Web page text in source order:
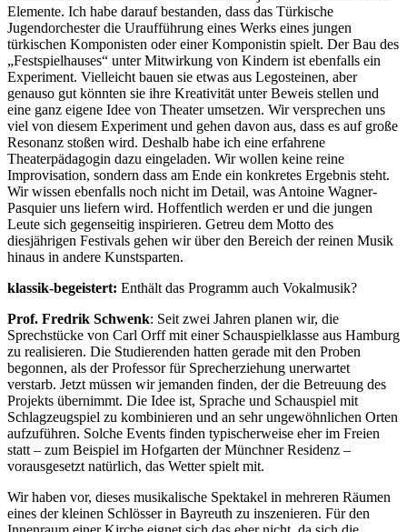
Elemente. Ich habe darauf bestanden, dass das Türkische
Jugendorchester die Uraufführung eines Werks eines jungen
türkischen Komponisten oder einer Komponistin spielt. Der Bau des
„Festspielhauses“ unter Mitwirkung von Kindern ist ebenfalls ein
Experiment. Vielleicht bauen sie etwas aus Legosteinen, aber
genauso gut könnten sie ihre Kreativität unter Beweis stellen und
eine ganz eigene Idee von Theater umsetzen. Wir versprechen uns
viel von diesem Experiment und gehen davon aus, dass es auf große
Resonanz stoßen wird. Deshalb habe ich eine erfahrene
Theaterpädagogin dazu eingeladen. Wir wollen keine reine
Improvisation, sondern dass am Ende ein konkretes Ergebnis steht.
Wir wissen ebenfalls noch nicht im Detail, was Antoine Wagner-
Pasquier uns liefern wird. Hoffentlich werden er und die jungen
Leute sich gegenseitig inspirieren. Getreu dem Motto des
diesjährigen Festivals gehen wir über den Bereich der reinen Musik
hinaus in andere Kunstsparten.
klassik-begeistert: Enthält das Programm auch Vokalmusik?
Prof. Fredrik Schwenk: Seit zwei Jahren planen wir, die
Sprechstücke von Carl Orff mit einer Schauspielklasse aus Hamburg
zu realisieren. Die Studierenden hatten gerade mit den Proben
begonnen, als der Professor für Sprecherziehung unerwartet
verstarb. Jetzt müssen wir jemanden finden, der die Betreuung des
Projekts übernimmt. Die Idee ist, Sprache und Schauspiel mit
Schlagzeugspiel zu kombinieren und an sehr ungewöhnlichen Orten
aufzuführen. Solche Events finden typischerweise eher im Freien
statt – zum Beispiel im Hofgarten der Münchner Residenz –
vorausgesetzt natürlich, das Wetter spielt mit.
Wir haben vor, dieses musikalische Spektakel in mehreren Räumen
eines der kleinen Schlösser in Bayreuth zu inszenieren. Für den